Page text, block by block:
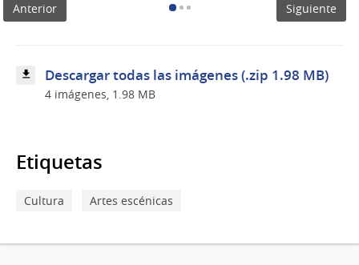
Anterior Siguiente
Descargar todas las imágenes (.zip 1.98 MB)
4 imágenes, 1.98 MB
Etiquetas
Cultura Artes escénicas